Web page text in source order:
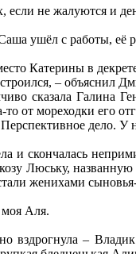
если не жалуются и
ушёл с работы, её
Катерины в
– объяснил
сказала Галина
то от мореходки его
дело. У
и скончалась
Люську,
женихами
моя Аля.
вздрогнула –